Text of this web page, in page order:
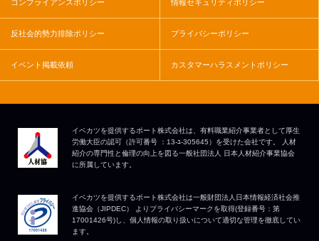
コンプライアンスポリシー 情報セキュリティポリシー
反社会的勢力排除ポリシー プライバシーポリシー
イベント掲載依頼 カスタマーハラスメントポリシー